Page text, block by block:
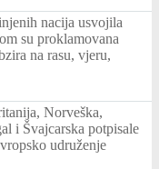
nacija usvojila
su proklamovana
na rasu, vjeru,
Norveška,
i Švajcarska potpisale
udruženje